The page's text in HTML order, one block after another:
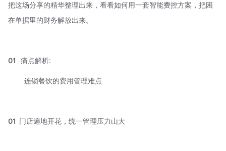
把这场分享的精华整理出来，看看如何用一套智能费控方案，把困
在单据里的财务解放出来。
01 痛点解析:
连锁餐饮的费用管理难点
01 门店遍地开花，统一管理压力山大